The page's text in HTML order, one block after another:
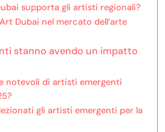
supporta gli artisti regionali?
Dubai nel mercato dell’arte
stanno avendo un impatto
notevoli di artisti emergenti
gli artisti emergenti per la